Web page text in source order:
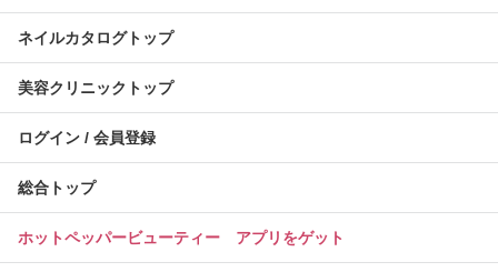
ネイルカタログトップ
美容クリニックトップ
ログイン / 会員登録
総合トップ
ホットペッパービューティー アプリをゲット